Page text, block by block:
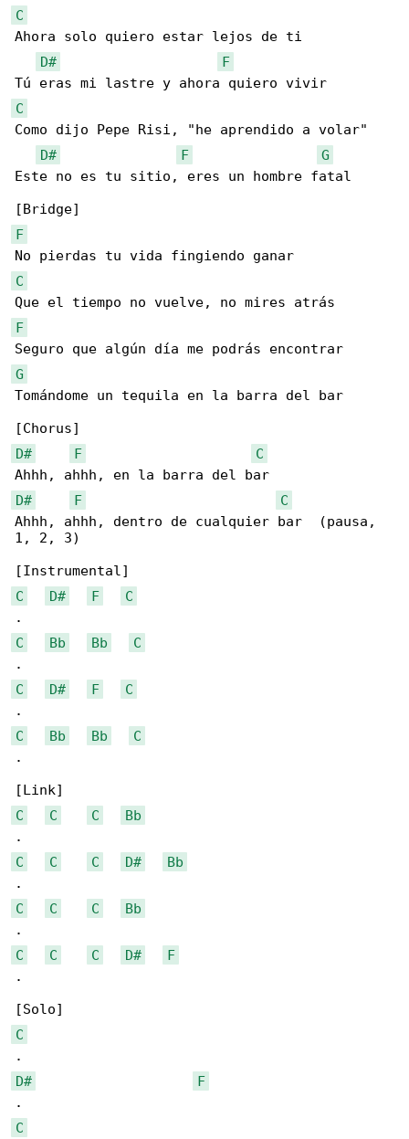
C
Ahora solo quiero estar lejos de ti
D#
F
C
Como dijo Pepe Risi, "he aprendido a volar"
D#
F
G
Este no es tu sitio, eres un hombre fatal
F
C
F
G
Tomándome un tequila en la barra del bar
D#
F
C
D#
F
C
Ahhh, ahhh, dentro de cualquier bar  (pausa,
1, 2, 3)
C
D# F
C
C
Bb Bb
C
C
D# F
C
C
Bb Bb
C
.
C
C C
Bb
C
C C D#
Bb
C
C C
Bb
C
C C D#
F
.
C
D#
F
C